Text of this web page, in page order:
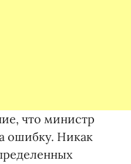
что министр
ошибку. Никак